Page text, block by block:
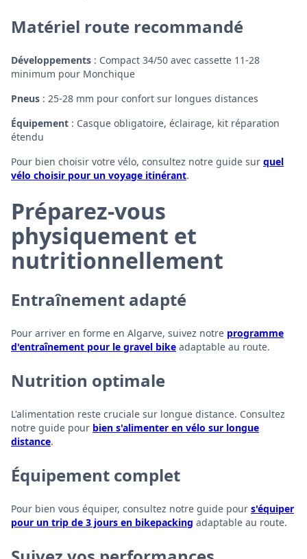
Matériel route recommandé
Développements : Compact 34/50 avec cassette 11-28
minimum pour Monchique
Pneus : 25-28 mm pour confort sur longues distances
Équipement : Casque obligatoire, éclairage, kit réparation
étendu
Pour bien choisir votre vélo, consultez notre guide sur quel
vélo choisir pour un voyage itinérant.
Préparez-vous
physiquement et
nutritionnellement
Entraînement adapté
Pour arriver en forme en Algarve, suivez notre programme
d'entraînement pour le gravel bike adaptable au route.
Nutrition optimale
L'alimentation reste cruciale sur longue distance. Consultez
notre guide pour bien s'alimenter en vélo sur longue
distance.
Équipement complet
Pour bien vous équiper, consultez notre guide pour s'équiper
pour un trip de 3 jours en bikepacking adaptable au route.